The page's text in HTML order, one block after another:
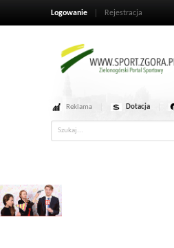
Logowanie Rejestracja
Reklama Dotacja